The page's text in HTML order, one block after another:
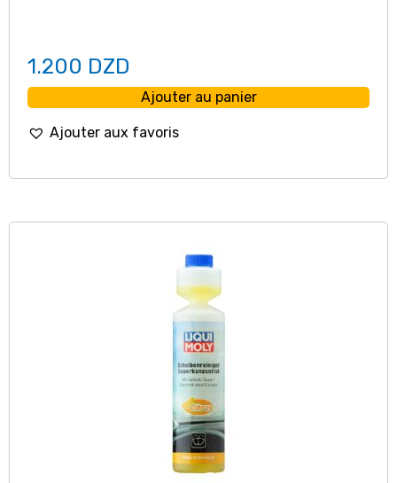
1.200 DZD
Ajouter au panier
Ajouter aux favoris